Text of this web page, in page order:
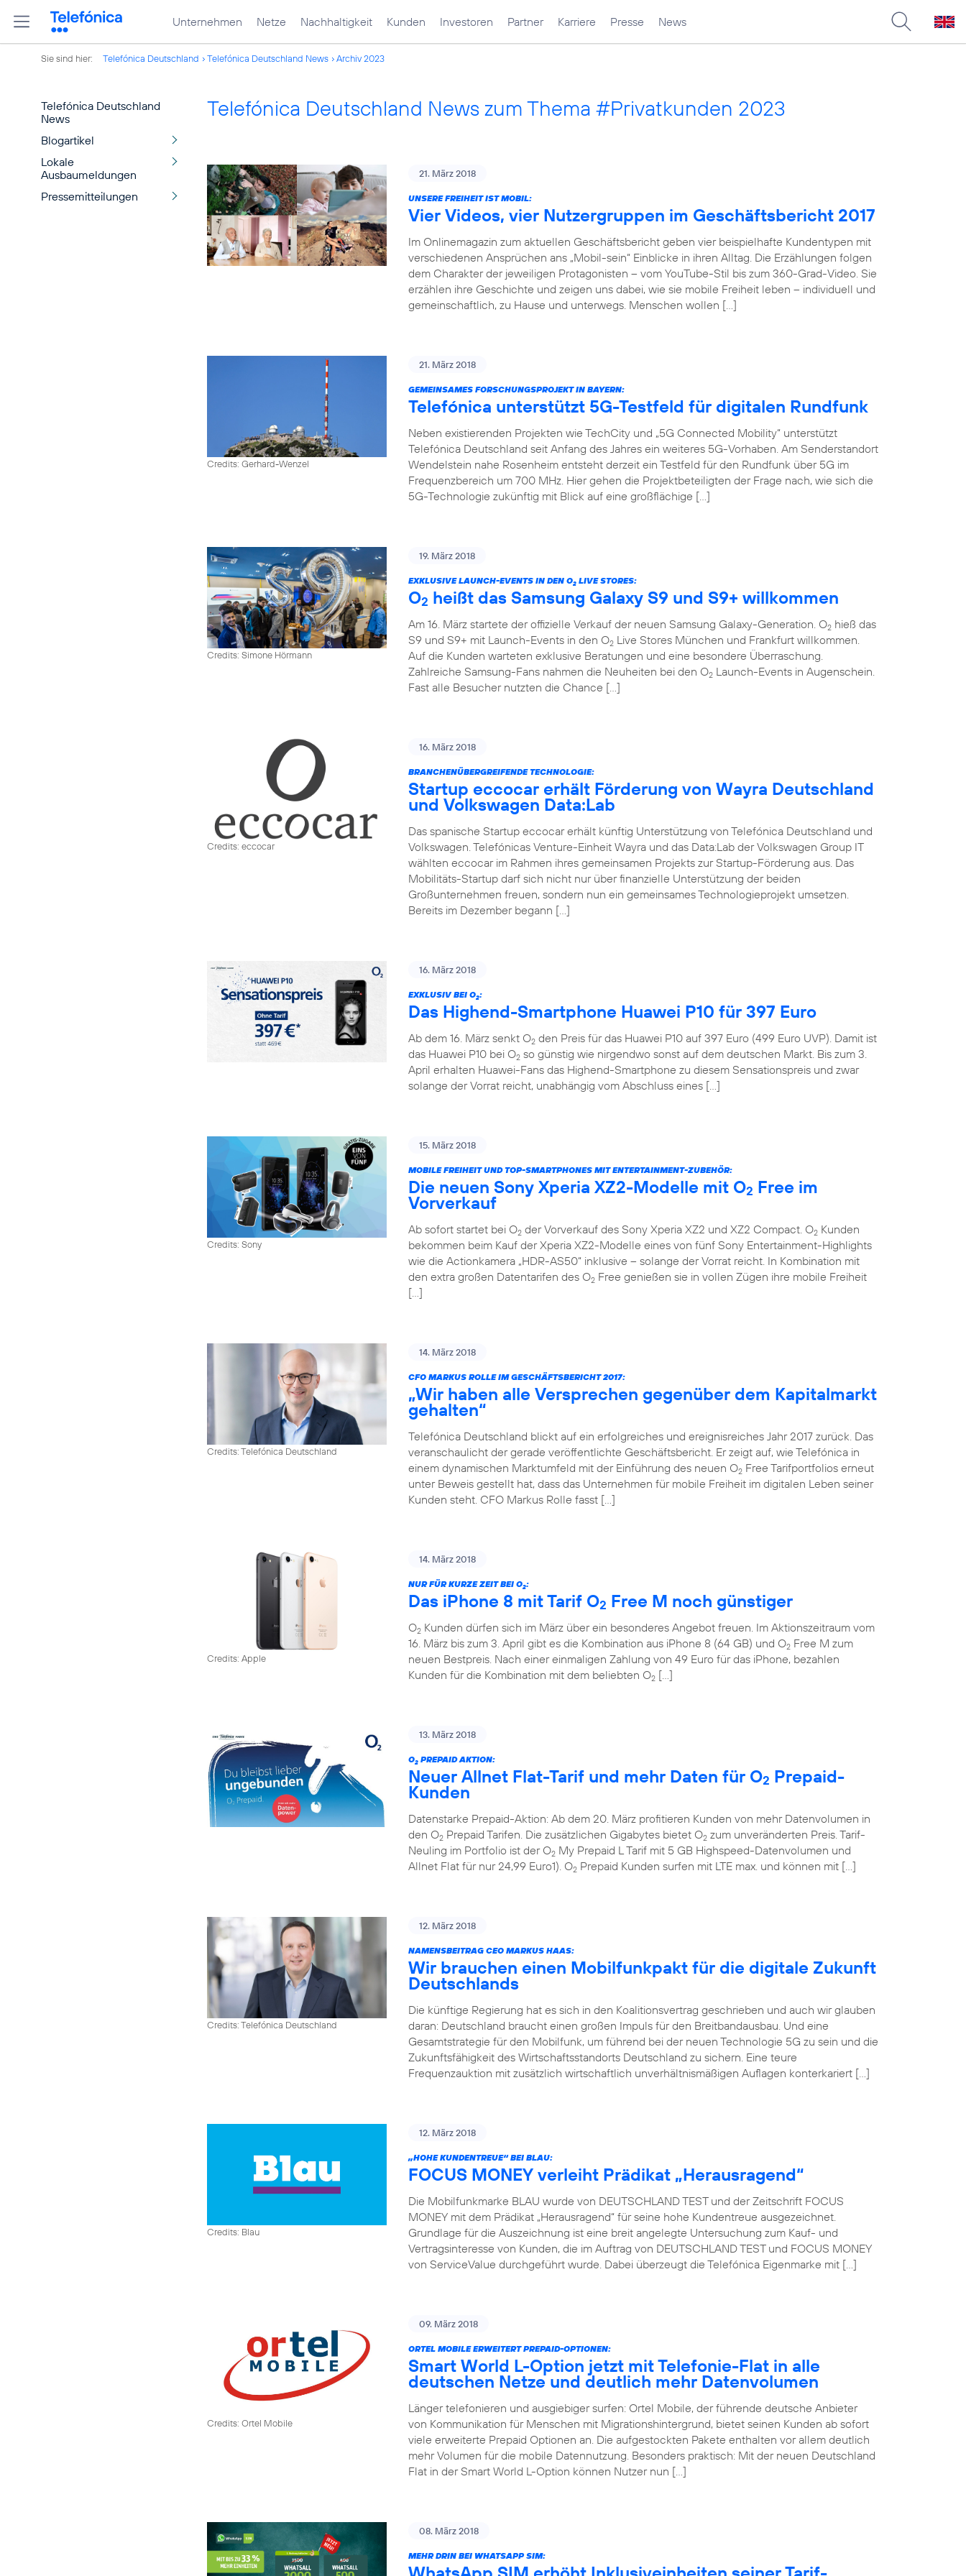
Unternehmen Netze Nachhaltigkeit Kunden Investoren Partner Karriere Presse News
Sie sind hier: Telefónica Deutschland Telefónica Deutschland News Archiv 2023
Telefónica Deutschland
News
Blogartikel
Lokale
Ausbaumeldungen
Pressemitteilungen
Telefónica Deutschland News zum Thema #Privatkunden 2023
21. März 2018
UNSERE FREIHEIT IST MOBIL:
Vier Videos, vier Nutzergruppen im Geschäftsbericht 2017
Im Onlinemagazin zum aktuellen Geschäftsbericht geben vier beispielhafte Kundentypen mit
verschiedenen Ansprüchen ans „Mobil-sein“ Einblicke in ihren Alltag. Die Erzählungen folgen
dem Charakter der jeweiligen Protagonisten – vom YouTube-Stil bis zum 360-Grad-Video. Sie
erzählen ihre Geschichte und zeigen uns dabei, wie sie mobile Freiheit leben – individuell und
gemeinschaftlich, zu Hause und unterwegs. Menschen wollen […]
Credits: Gerhard-Wenzel
21. März 2018
GEMEINSAMES FORSCHUNGSPROJEKT IN BAYERN:
Telefónica unterstützt 5G-Testfeld für digitalen Rundfunk
Neben existierenden Projekten wie TechCity und „5G Connected Mobility“ unterstützt
Telefónica Deutschland seit Anfang des Jahres ein weiteres 5G-Vorhaben. Am Senderstandort
Wendelstein nahe Rosenheim entsteht derzeit ein Testfeld für den Rundfunk über 5G im
Frequenzbereich um 700 MHz. Hier gehen die Projektbeteiligten der Frage nach, wie sich die
5G-Technologie zukünftig mit Blick auf eine großflächige […]
Credits: Simone Hörmann
19. März 2018
EXKLUSIVE LAUNCH-EVENTS IN DEN O2 LIVE STORES:
O2 heißt das Samsung Galaxy S9 und S9+ willkommen
Am 16. März startete der offizielle Verkauf der neuen Samsung Galaxy-Generation. O2 hieß das
S9 und S9+ mit Launch-Events in den O2 Live Stores München und Frankfurt willkommen.
Auf die Kunden warteten exklusive Beratungen und eine besondere Überraschung.
Zahlreiche Samsung-Fans nahmen die Neuheiten bei den O2 Launch-Events in Augenschein.
Fast alle Besucher nutzten die Chance […]
Credits: eccocar
16. März 2018
BRANCHENÜBERGREIFENDE TECHNOLOGIE:
Startup eccocar erhält Förderung von Wayra Deutschland
und Volkswagen Data:Lab
Das spanische Startup eccocar erhält künftig Unterstützung von Telefónica Deutschland und
Volkswagen. Telefónicas Venture-Einheit Wayra und das Data:Lab der Volkswagen Group IT
wählten eccocar im Rahmen ihres gemeinsamen Projekts zur Startup-Förderung aus. Das
Mobilitäts-Startup darf sich nicht nur über finanzielle Unterstützung der beiden
Großunternehmen freuen, sondern nun ein gemeinsames Technologieprojekt umsetzen.
Bereits im Dezember begann […]
16. März 2018
EXKLUSIV BEI O2:
Das Highend-Smartphone Huawei P10 für 397 Euro
Ab dem 16. März senkt O2 den Preis für das Huawei P10 auf 397 Euro (499 Euro UVP). Damit ist
das Huawei P10 bei O2 so günstig wie nirgendwo sonst auf dem deutschen Markt. Bis zum 3.
April erhalten Huawei-Fans das Highend-Smartphone zu diesem Sensationspreis und zwar
solange der Vorrat reicht, unabhängig vom Abschluss eines […]
Credits: Sony
15. März 2018
MOBILE FREIHEIT UND TOP-SMARTPHONES MIT ENTERTAINMENT-ZUBEHÖR:
Die neuen Sony Xperia XZ2-Modelle mit O2 Free im
Vorverkauf
Ab sofort startet bei O2 der Vorverkauf des Sony Xperia XZ2 und XZ2 Compact. O2 Kunden
bekommen beim Kauf der Xperia XZ2-Modelle eines von fünf Sony Entertainment-Highlights
wie die Actionkamera „HDR-AS50“ inklusive – solange der Vorrat reicht. In Kombination mit
den extra großen Datentarifen des O2 Free genießen sie in vollen Zügen ihre mobile Freiheit
[…]
Credits: Telefónica Deutschland
14. März 2018
CFO MARKUS ROLLE IM GESCHÄFTSBERICHT 2017:
„Wir haben alle Versprechen gegenüber dem Kapitalmarkt
gehalten“
Telefónica Deutschland blickt auf ein erfolgreiches und ereignisreiches Jahr 2017 zurück. Das
veranschaulicht der gerade veröffentlichte Geschäftsbericht. Er zeigt auf, wie Telefónica in
einem dynamischen Marktumfeld mit der Einführung des neuen O2 Free Tarifportfolios erneut
unter Beweis gestellt hat, dass das Unternehmen für mobile Freiheit im digitalen Leben seiner
Kunden steht. CFO Markus Rolle fasst […]
Credits: Apple
14. März 2018
NUR FÜR KURZE ZEIT BEI O2:
Das iPhone 8 mit Tarif O2 Free M noch günstiger
O2 Kunden dürfen sich im März über ein besonderes Angebot freuen. Im Aktionszeitraum vom
16. März bis zum 3. April gibt es die Kombination aus iPhone 8 (64 GB) und O2 Free M zum
neuen Bestpreis. Nach einer einmaligen Zahlung von 49 Euro für das iPhone, bezahlen
Kunden für die Kombination mit dem beliebten O2 […]
13. März 2018
O2 PREPAID AKTION:
Neuer Allnet Flat-Tarif und mehr Daten für O2 Prepaid-
Kunden
Datenstarke Prepaid-Aktion: Ab dem 20. März profitieren Kunden von mehr Datenvolumen in
den O2 Prepaid Tarifen. Die zusätzlichen Gigabytes bietet O2 zum unveränderten Preis. Tarif-
Neuling im Portfolio ist der O2 My Prepaid L Tarif mit 5 GB Highspeed-Datenvolumen und
Allnet Flat für nur 24,99 Euro1). O2 Prepaid Kunden surfen mit LTE max. und können mit […]
Credits: Telefónica Deutschland
12. März 2018
NAMENSBEITRAG CEO MARKUS HAAS:
Wir brauchen einen Mobilfunkpakt für die digitale Zukunft
Deutschlands
Die künftige Regierung hat es sich in den Koalitionsvertrag geschrieben und auch wir glauben
daran: Deutschland braucht einen großen Impuls für den Breitbandausbau. Und eine
Gesamtstrategie für den Mobilfunk, um führend bei der neuen Technologie 5G zu sein und die
Zukunftsfähigkeit des Wirtschaftsstandorts Deutschland zu sichern. Eine teure
Frequenzauktion mit zusätzlich wirtschaftlich unverhältnismäßigen Auflagen konterkariert […]
Credits: Blau
12. März 2018
„HOHE KUNDENTREUE“ BEI BLAU:
FOCUS MONEY verleiht Prädikat „Herausragend“
Die Mobilfunkmarke BLAU wurde von DEUTSCHLAND TEST und der Zeitschrift FOCUS
MONEY mit dem Prädikat „Herausragend“ für seine hohe Kundentreue ausgezeichnet.
Grundlage für die Auszeichnung ist eine breit angelegte Untersuchung zum Kauf- und
Vertragsinteresse von Kunden, die im Auftrag von DEUTSCHLAND TEST und FOCUS MONEY
von ServiceValue durchgeführt wurde. Dabei überzeugt die Telefónica Eigenmarke mit […]
Credits: Ortel Mobile
09. März 2018
ORTEL MOBILE ERWEITERT PREPAID-OPTIONEN:
Smart World L-Option jetzt mit Telefonie-Flat in alle
deutschen Netze und deutlich mehr Datenvolumen
Länger telefonieren und ausgiebiger surfen: Ortel Mobile, der führende deutsche Anbieter
von Kommunikation für Menschen mit Migrationshintergrund, bietet seinen Kunden ab sofort
viele erweiterte Prepaid Optionen an. Die aufgestockten Pakete enthalten vor allem deutlich
mehr Volumen für die mobile Datennutzung. Besonders praktisch: Mit der neuen Deutschland
Flat in der Smart World L-Option können Nutzer nun […]
08. März 2018
MEHR DRIN BEI WHATSAPP SIM: